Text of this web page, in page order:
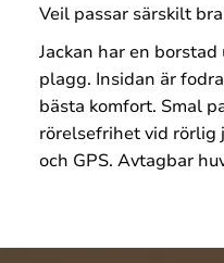
Veil passar särskilt
Jackan har en
plagg. Insidan är
bästa komfort. Smal
rörelsefrihet vid rörlig
och GPS. Avtagbar